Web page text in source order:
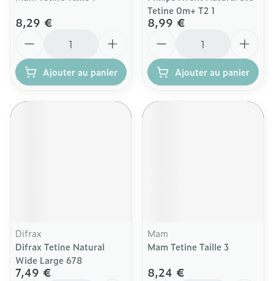
8,29 €
Ajouter au panier
Tetine 0m+ T2 1
8,99 €
Ajouter au panier
Difrax
Difrax Tetine Natural
Wide Large 678
7,49 €
Mam
Mam Tetine Taille 3
8,24 €